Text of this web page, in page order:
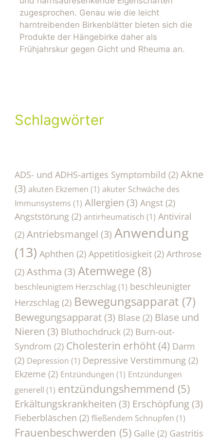
zugesprochen. Genau wie die leicht
harntreibenden Birkenblätter bieten sich die
Produkte der Hängebirke daher als
Frühjahrskur gegen Gicht und Rheuma an.
Schlagwörter
ADS- und ADHS-artiges Symptombild (2) Akne
(3) akuten Ekzemen (1) akuter Schwäche des
Immunsystems (1) Allergien (3) Angst (2)
Angststörung (2) antirheumatisch (1) Antiviral
(2) Antriebsmangel (3) Anwendung
(13) Aphthen (2) Appetitlosigkeit (2) Arthrose
(2) Asthma (3) Atemwege (8)
beschleunigtem Herzschlag(1) beschleunigter
Herzschlag (2) Bewegungsapparat (7)
Bewegungsapparat (3) Blase (2) Blase und
Nieren (3) Bluthochdruck (2) Burn-out-
Syndrom (2) Cholesterin erhöht (4) Darm
(2) Depression (1) Depressive Verstimmung (2)
Ekzeme (2) Entzündungen (1) Entzündungen
generell (1) entzündungshemmend (5)
Erkältungskrankheiten (3) Erschöpfung (3)
Fieberbläschen (2) fließendem Schnupfen (1)
Frauenbeschwerden (5) Galle (2) Gastritis